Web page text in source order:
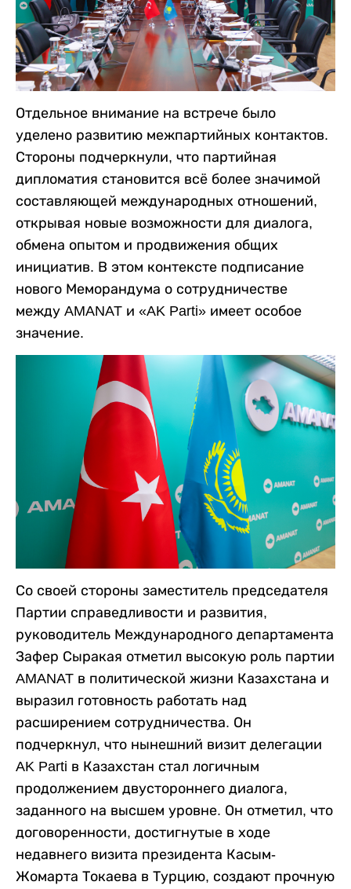
Отдельное внимание на встрече было
уделено развитию межпартийных контактов.
Стороны подчеркнули, что партийная
дипломатия становится всё более значимой
составляющей международных отношений,
открывая новые возможности для диалога,
обмена опытом и продвижения общих
инициатив. В этом контексте подписание
нового Меморандума о сотрудничестве
между AMANAT и «AK Parti» имеет особое
значение.
Со своей стороны заместитель председателя
Партии справедливости и развития,
руководитель Международного департамента
Зафер Сыракая отметил высокую роль партии
AMANAT в политической жизни Казахстана и
выразил готовность работать над
расширением сотрудничества. Он
подчеркнул, что нынешний визит делегации
AK Parti в Казахстан стал логичным
продолжением двустороннего диалога,
заданного на высшем уровне. Он отметил, что
договоренности, достигнутые в ходе
недавнего визита президента Касым-
Жомарта Токаева в Турцию, создают прочную